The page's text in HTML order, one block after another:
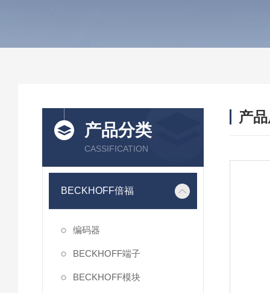
产品分类
CASSIFICATION
BECKHOFF倍福
编码器
BECKHOFF端子
BECKHOFF模块
产